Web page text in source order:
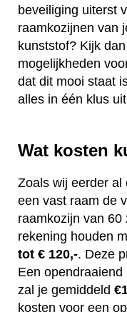
beveiliging uiterst
raamkozijnen van
kunststof? Kijk
mogelijkheden
dat dit mooi staat
alles in één klus
Wat kosten
Zoals wij eerder al
een vast raam de
raamkozijn van
rekening houden
tot € 120,-. Deze
Een
zal je gemiddeld
kosten voor een